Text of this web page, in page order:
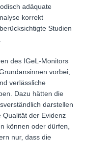
adäquate
korrekt
Studien
des IGeL-Monitors
vorbei,
verlässliche
Dazu hätten die
darstellen
Qualität der Evidenz
können oder dürfen,
nur, dass die